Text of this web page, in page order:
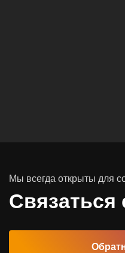
Автоматизированные
Мы всегда открыты для
Связаться